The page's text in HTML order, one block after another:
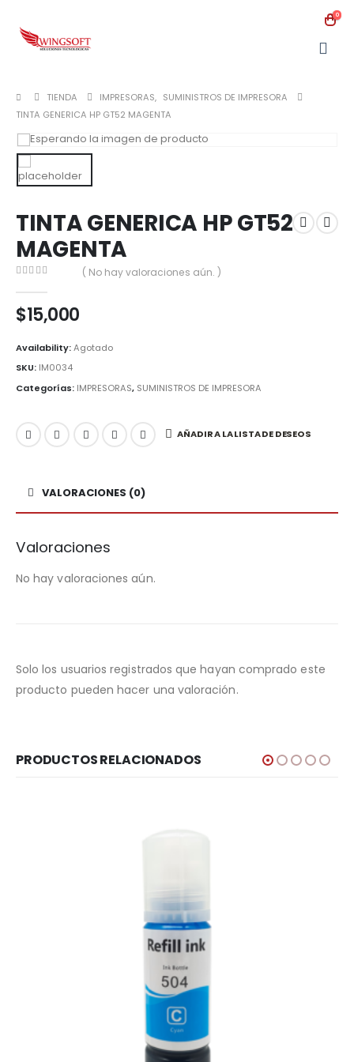
0
TIENDA IMPRESORAS, SUMINISTROS DE IMPRESORA
TINTA GENERICA HP GT52 MAGENTA
TINTA GENERICA HP GT52
MAGENTA
( No hay valoraciones aún. )
$15,000
Availability:Agotado
SKU: IM0034
Categorías: IMPRESORAS, SUMINISTROS DE IMPRESORA
AÑADIR A LA LISTA DE DESEOS
VALORACIONES (0)
Valoraciones
No hay valoraciones aún.
Solo los usuarios registrados que hayan comprado este
producto pueden hacer una valoración.
PRODUCTOS RELACIONADOS